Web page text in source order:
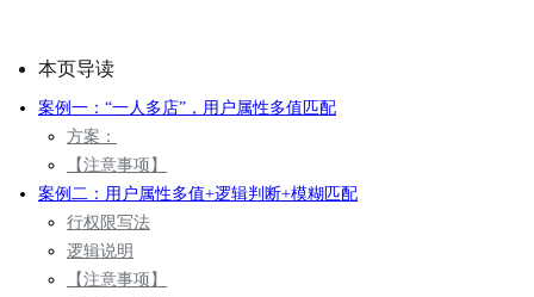
本页导读
案例一：“一人多店”，用户属性多值匹配
方案：
【注意事项】
案例二：用户属性多值+逻辑判断+模糊匹配
行权限写法
逻辑说明
【 注意事项 】